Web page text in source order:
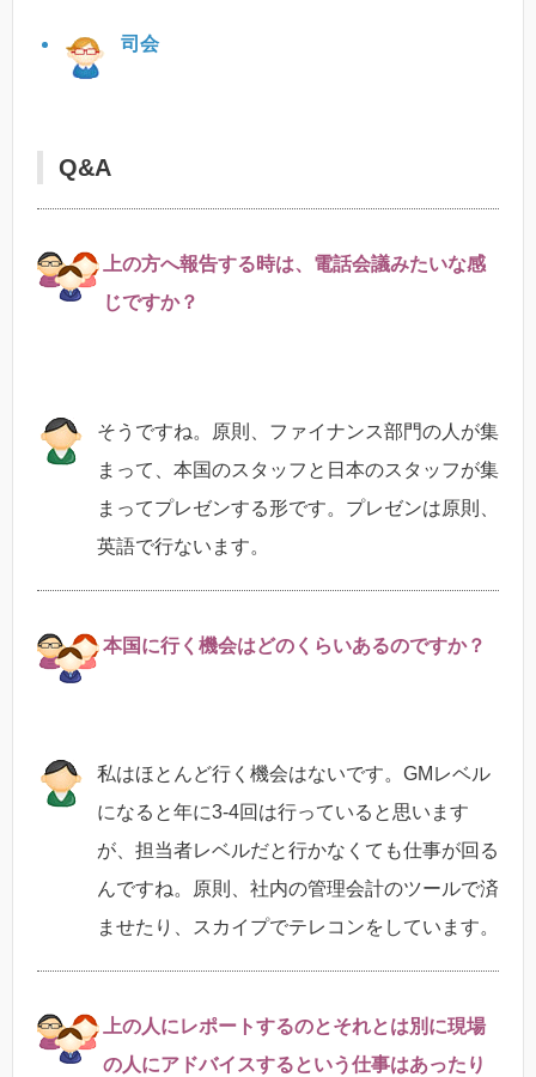
司会
Q&A
上の方へ報告する時は、電話会議みたいな感
じですか？
そうですね。原則、ファイナンス部門の人が集
まって、本国のスタッフと日本のスタッフが集
まってプレゼンする形です。プレゼンは原則、
英語で行ないます。
本国に行く機会はどのくらいあるのですか？
私はほとんど行く機会はないです。GMレベル
になると年に3-4回は行っていると思います
が、担当者レベルだと行かなくても仕事が回る
んですね。原則、社内の管理会計のツールで済
ませたり、スカイプでテレコンをしています。
上の人にレポートするのとそれとは別に現場
の人にアドバイスするという仕事はあったり